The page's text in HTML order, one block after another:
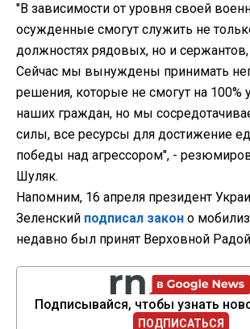
"В зависимости от уровня своей
осужденные смогут служить не
должностях рядовых, но и
Сейчас мы вынуждены принимать
решения, которые не смогут на 100%
наших граждан, но мы
силы, все ресурсы для достижение
победы над агрессором", -
Шуляк.
Напомним, 16 апреля президент
Зеленский подписал закон о
недавно был принят Верховной
Подписывайся, чтобы узнать
ПОДПИСАТЬСЯ